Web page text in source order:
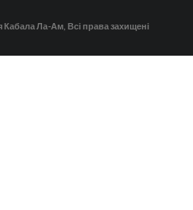
Кабала Ла-Ам, Всі права захищені